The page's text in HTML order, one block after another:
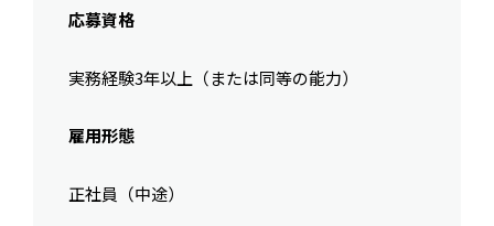
応募資格
実務経験3年以上（または同等の能力）
雇用形態
正社員（中途）